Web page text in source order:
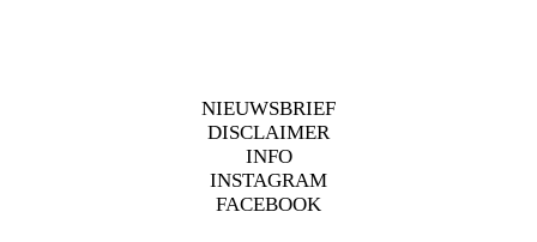
NIEUWSBRIEF
DISCLAIMER
INFO
INSTAGRAM
FACEBOOK